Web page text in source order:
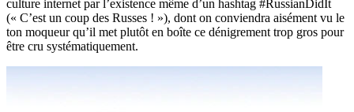
culture internet par l’existence même d’un hashtag #RussianDidIt
(« C’est un coup des Russes ! »), dont on conviendra aisément vu le
ton moqueur qu’il met plutôt en boîte ce dénigrement trop gros pour
être cru systématiquement.